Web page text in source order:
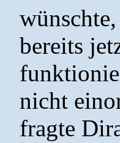
bereits
nicht
fragte